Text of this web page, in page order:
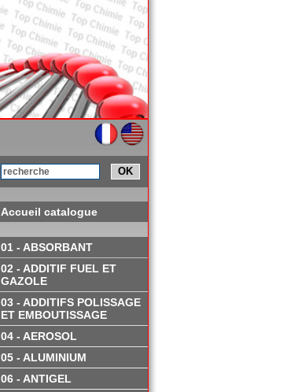
OK
Accueil catalogue
01 - ABSORBANT
02 - ADDITIF FUEL ET
GAZOLE
03 - ADDITIFS POLISSAGE
ET EMBOUTISSAGE
04 - AEROSOL
05 - ALUMINIUM
06 - ANTIGEL